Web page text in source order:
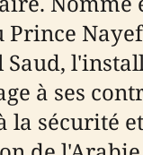
Prince
Saud,
à ses
la sécurité